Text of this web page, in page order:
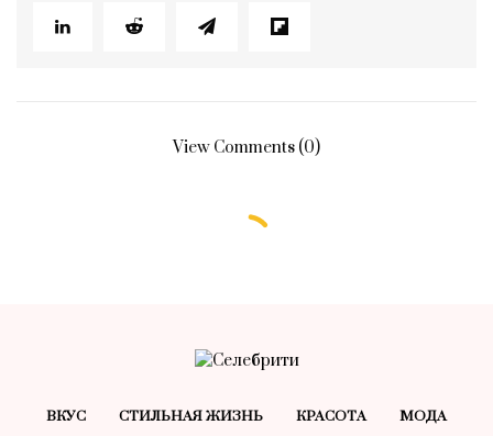
View Comments (0)
ВКУС СТИЛЬНАЯ ЖИЗНЬ КРАСОТA МОДА